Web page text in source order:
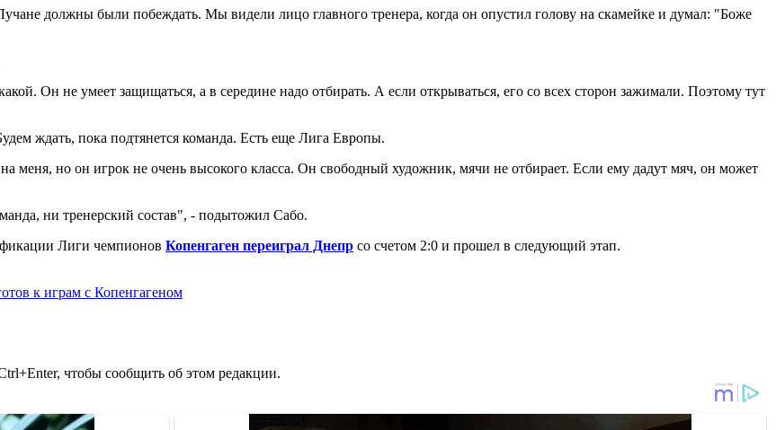
должны были побеждать. Мы видели лицо главного тренера, когда он опустил голову на скамейке и думал: "Боже
Он не умеет защищаться, а в середине надо отбирать. А если открываться, его со всех сторон зажимали. Поэтому тут
ждать, пока подтянется команда. Есть еще Лига Европы.
меня, но он игрок не очень высокого класса. Он свободный художник, мячи не отбирает. Если ему дадут мяч, он может
ни тренерский состав", - подытожил Сабо.
Лиги чемпионов Копенгаген переиграл Днепр со счетом 2:0 и прошел в следующий этап.
к играм с Копенгагеном
чтобы сообщить об этом редакции.